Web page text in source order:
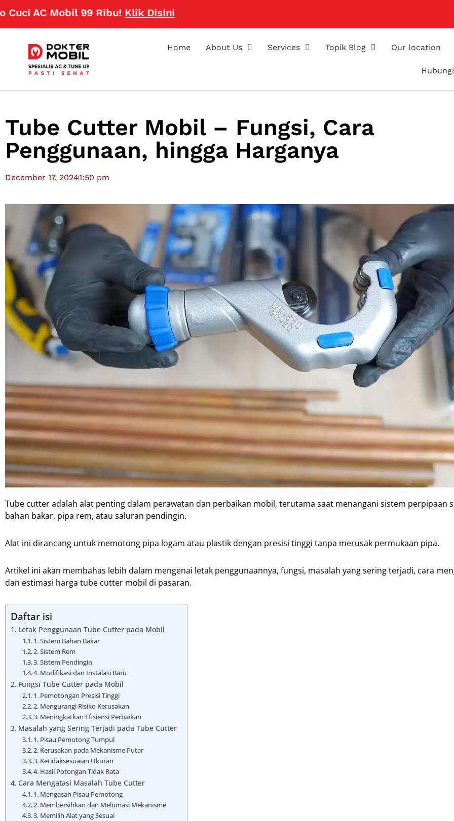
Mobil 99 Ribu!Klik Disini
Home About Us Services Topik Blog Our location
Tube Cutter Mobil – Fungsi, Cara
Penggunaan, hingga Harganya
December 17, 20241:50 pm
Tube cutter adalah alat penting dalam perawatan dan perbaikan mobil, terutama saat menangani sistem perpipaan
bahan bakar, pipa rem, atau saluran pendingin.
Alat ini dirancang untuk memotong pipa logam atau plastik dengan presisi tinggi tanpa merusak permukaan pipa.
Artikel ini akan membahas lebih dalam mengenai letak penggunaannya, fungsi, masalah yang sering terjadi, cara
dan estimasi harga tube cutter mobil di pasaran.
Daftar isi
Letak Penggunaan Tube Cutter pada Mobil
1. Sistem Bahan Bakar
2. Sistem Rem
3. Sistem Pendingin
4. Modifikasi dan Instalasi Baru
Fungsi Tube Cutter pada Mobil
1. Pemotongan Presisi Tinggi
2. Mengurangi Risiko Kerusakan
3. Meningkatkan Efisiensi Perbaikan
Masalah yang Sering Terjadi pada Tube Cutter
1. Pisau Pemotong Tumpul
2. Kerusakan pada Mekanisme Putar
3. Ketidaksesuaian Ukuran
4. Hasil Potongan Tidak Rata
Cara Mengatasi Masalah Tube Cutter
1. Mengasah Pisau Pemotong
2. Membersihkan dan Melumasi Mekanisme
3. Memilih Alat yang Sesuai